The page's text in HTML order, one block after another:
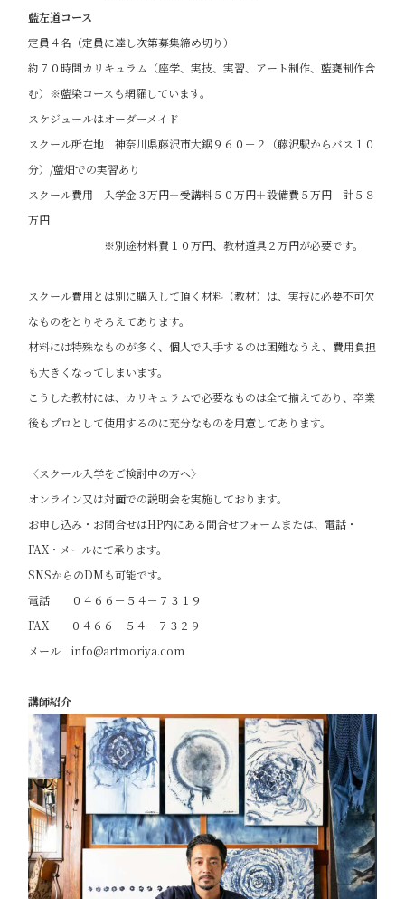
藍左道コース
定員４名（定員に達し次第募集締め切り）
約７０時間カリキュラム（座学、実技、実習、アート制作、藍甕制作含
む）※藍染コースも網羅しています。
スケジュールはオーダーメイド
スクール所在地 神奈川県藤沢市大鋸９６０－２（藤沢駅からバス１０
分）/藍畑での実習あり
スクール費用 入学金３万円＋受講料５０万円＋設備費５万円 計５８
万円
※別途材料費１０万円、教材道具２万円が必要です。
スクール費用とは別に購入して頂く材料（教材）は、実技に必要不可欠
なものをとりそろえてあります。
材料には特殊なものが多く、個人で入手するのは困難なうえ、費用負担
も大きくなってしまいます。
こうした教材には、カリキュラムで必要なものは全て揃えてあり、卒業
後もプロとして使用するのに充分なものを用意してあります。
〈スクール入学をご検討中の方へ〉
オンライン又は対面での説明会を実施しております。
お申し込み・お問合せはHP内にある問合せフォームまたは、電話・
FAX・メールにて承ります。
SNSからのDMも可能です。
電話 ０４６６－５４－７３１９
FAX ０４６６－５４－７３２９
メール info@artmoriya.com
講師紹介